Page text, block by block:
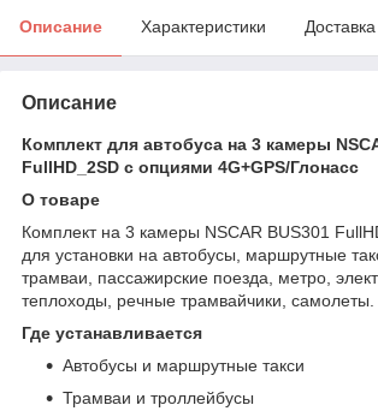
Описание Характеристики Доставка
Описание
Комплект для автобуса на 3 камеры
FullHD_2SD с опциями 4G+GPS/Глонасс
О товаре
Комплект на 3 камеры NSCAR BUS301
для установки на автобусы, маршрутные
трамваи, пассажирские поезда, метро,
теплоходы, речные трамвайчики, самолеты.
Где устанавливается
Автобусы и маршрутные такси
Трамваи и троллейбусы